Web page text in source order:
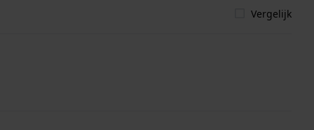
Vergelijk